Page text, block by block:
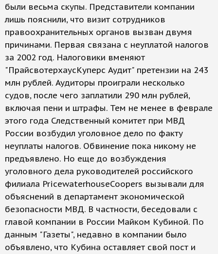
были весьма скупы. Представители компании
лишь пояснили, что визит сотрудников
правоохранительных органов вызван двумя
причинами. Первая связана с неуплатой налогов
за 2002 год. Налоговики вменяют
"ПрайсвотерхаусКуперс Аудит" претензии на 243
млн рублей. Аудиторы проиграли несколько
судов, после чего заплатили 290 млн рублей,
включая пени и штрафы. Тем не менее в феврале
этого года Следственный комитет при МВД
России возбудил уголовное дело по факту
неуплаты налогов. Обвинение пока никому не
предъявлено. Но еще до возбуждения
уголовного дела руководителей российского
филиала PricewaterhouseCoopers вызывали для
объяснений в департамент экономической
безопасности МВД. В частности, беседовали с
главой компании в России Майком Кубиной. По
данным "Газеты", недавно в компании было
объявлено, что Кубина оставляет свой пост и